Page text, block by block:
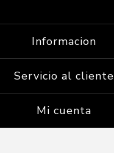
Informacion
Servicio al cliente
Mi cuenta